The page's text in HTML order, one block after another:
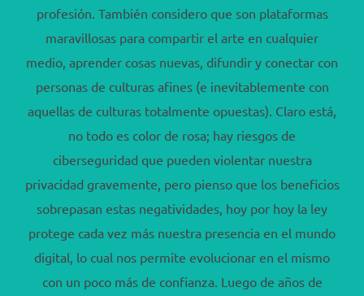
profesión. También considero que son plataformas
maravillosas para compartir el arte en cualquier
medio, aprender cosas nuevas, difundir y conectar con
personas de culturas afines (e inevitablemente con
aquellas de culturas totalmente opuestas). Claro está,
no todo es color de rosa; hay riesgos de
ciberseguridad que pueden violentar nuestra
privacidad gravemente, pero pienso que los beneficios
sobrepasan estas negatividades, hoy por hoy la ley
protege cada vez más nuestra presencia en el mundo
digital, lo cual nos permite evolucionar en el mismo
con un poco más de confianza. Luego de años de